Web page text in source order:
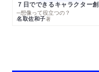
─想像って役立つの？
名取佐和子著